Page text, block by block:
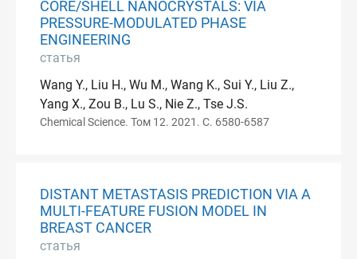
CORE/SHELL NANOCRYSTALS: VIA
PRESSURE-MODULATED PHASE
ENGINEERING
статья
Wang Y., Liu H., Wu M., Wang K., Sui Y., Liu Z.,
Yang X., Zou B., Lu S., Nie Z., Tse J.S.
Chemical Science. Том 12. 2021. С. 6580-6587
DISTANT METASTASIS PREDICTION VIA A
MULTI-FEATURE FUSION MODEL IN
BREAST CANCER
статья